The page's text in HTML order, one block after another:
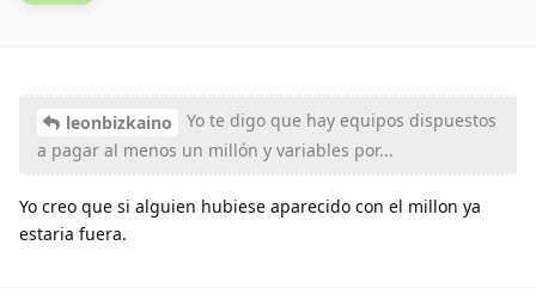
leonbizkaino
Yo te digo que hay equipos dispuestos
a pagar al menos un millón y variables por...
Yo creo que si alguien hubiese aparecido con el millon ya
estaria fuera.